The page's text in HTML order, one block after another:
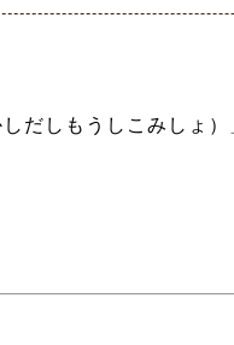
だしもうしこみしょ